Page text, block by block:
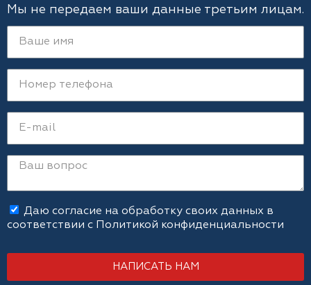
Мы не передаем ваши данные третьим лицам.
Даю согласие на обработку своих данных в
соответствии с Политикой конфиденциальности
НАПИСАТЬ НАМ